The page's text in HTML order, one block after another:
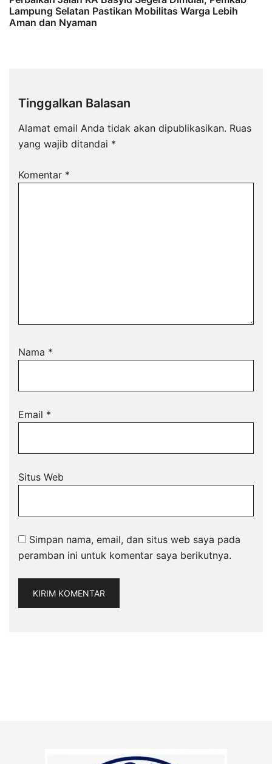
Lampung Selatan Pastikan Mobilitas Warga Lebih
Aman dan Nyaman
Tinggalkan Balasan
Alamat email Anda tidak akan dipublikasikan. Ruas
yang wajib ditandai *
Komentar *
Nama *
Email *
Situs Web
Simpan nama, email, dan situs web saya pada
peramban ini untuk komentar saya berikutnya.